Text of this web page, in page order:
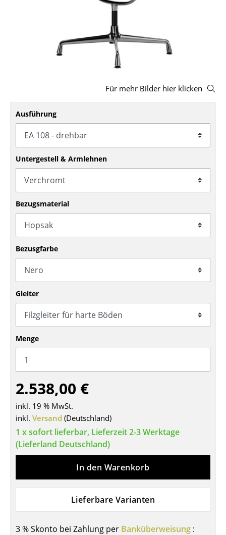
Schaukelstühle
Bürodrehstühle
Konferenzstühle
Bürosessel
Einzelteile
... alle Sitzmöbel
Tische
Esstische
Beistelltische
Couchtische
Schreibtische
Sekretäre & PC-Tische
Konferenztische
Stehtische & Stehpulte
Kindertische
Gartentische
Servierwagen
... alle Tische
Aufbewahren
Regale & Schränke
Für mehr Bilder hier klicken
Ausführung
Untergestell & Armlehnen
Bezugsmaterial
Bezusgfarbe
Gleiter
Menge
2.538,00 €
inkl. 19 % MwSt.
inkl. Versand (Deutschland)
1 x sofort lieferbar, Lieferzeit 2-3 Werktage
(Lieferland Deutschland)
In den Warenkorb
Lieferbare Varianten
3 % Skonto bei Zahlung per Banküberweisung :